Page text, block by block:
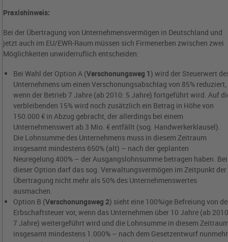
Praxishinweis:
Bei der Übertragung von Unternehmensvermögen in Deutschland und
jetzt auch im EU/EWR-Raum müssen sich Firmenerben zwischen zwei
Möglichkeiten unwiderruflich entscheiden:
Bei Wahl der Option A (Verschonungsweg 1) wird der Steuerwert
Unternehmens um einen Verschonungsabschlag von 85% reduziert,
wenn der Betrieb 7 Jahre (ab 2010: 5 Jahre) fortgeführt wird. Auf
verbleibenden 15% wird noch zusätzlich ein Betrag in Höhe von
150.000 € in Abzug gebracht, der allerdings bei einem
Unternehmenswert ab 3 Mio. € entfällt (sog. Handwerkerklausel).
Die Lohnsumme des Unternehmens muss in diesem Zeitraum
insgesamt mindestens 650% (alt) – nach der geplanten
Neuregelung 400% – der Ausgangslohnsumme betragen haben. Bei
dieser Option darf das sog. Verwaltungsvermögen im Zeitpunkt der
Übertragung nicht mehr als 50% des Unternehmenswertes
ausmachen.
Option B (Verschonungsweg 2) sieht eine 100%ige Befreiung von
Erbschaftsteuer vor, wenn das Unternehmen über 10 Jahre (ab
7 Jahre) weitergeführt wird und die Lohnsumme in diesem
insgesamt mindestens 1.000% – nach dem Gesetzentwurf nunmehr